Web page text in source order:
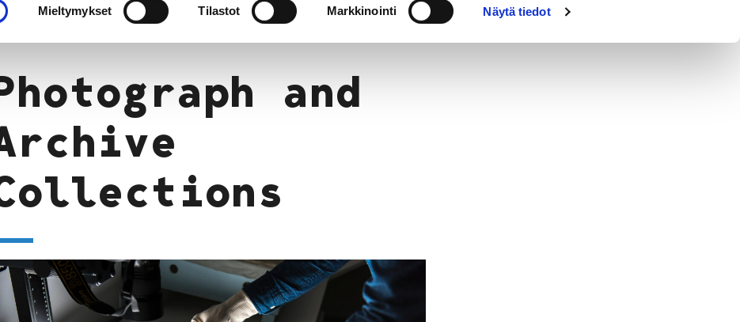
Mieltymykset Tilastot Markkinointi Näytä tiedot
Archive Collections
and